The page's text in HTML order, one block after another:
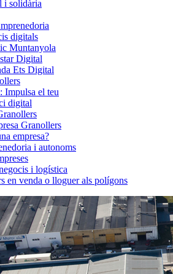
i solidària
digitals
Muntanyola
Digital
Ets Digital
Impulsa el teu
digital
Granollers
empresa?
i autonoms
i logística
en venda o lloguer als polígons